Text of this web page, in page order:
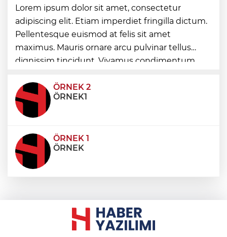
Konya Taş Bina'da festivale özel video
mapping ve drone gösterisi büyüledi
Gümrük Muhafaza'dan kaçakçılığa darbe!
2026'da 58 bin 519 canlı hayvan kurtarıldı
Lorem ipsum dolor sit amet, consectetur
adipiscing elit. Etiam imperdiet fringilla dictum.
Pellentesque euismod at felis sit amet
maximus. Mauris ornare arcu pulvinar tellus
dignissim tincidunt. Vivamus condimentum
condimentum eros et, faucibus sapien. Praese
ÖRNEK 2
ÖRNEK1
ÖRNEK 1
ÖRNEK